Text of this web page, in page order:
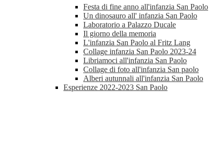
Festa di fine anno all'infanzia San Paolo
Un dinosauro all' infanzia San Paolo
Laboratorio a Palazzo Ducale
Il giorno della memoria
L'infanzia San Paolo al Fritz Lang
Collage infanzia San Paolo 2023-24
Libriamoci all'infanzia San Paolo
Collage di foto all'infanzia San paolo
Alberi autunnali all'infanzia San Paolo
Esperienze 2022-2023 San Paolo